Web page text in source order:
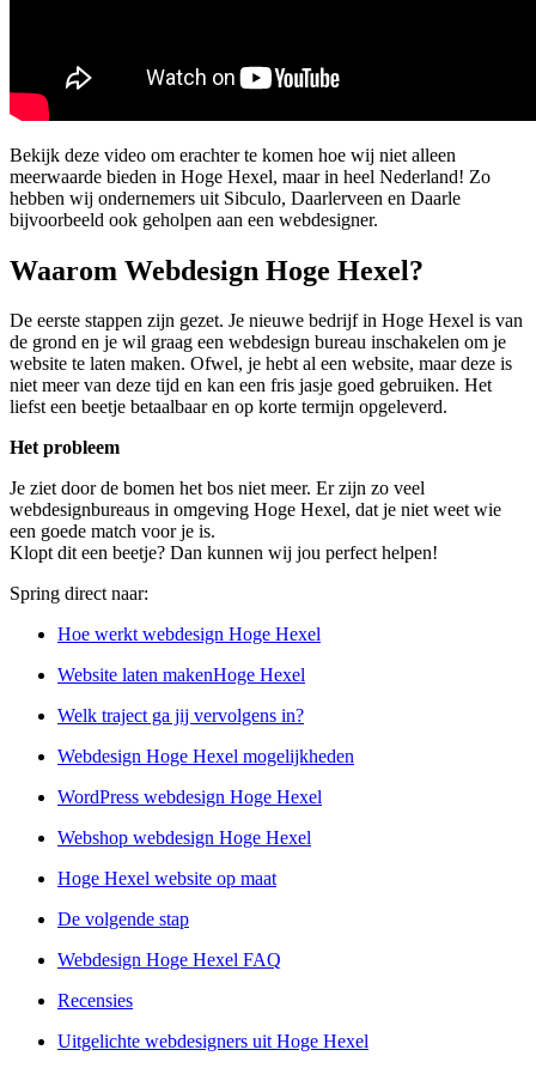
Bekijk deze video om erachter te komen hoe wij niet alleen
meerwaarde bieden in Hoge Hexel, maar in heel Nederland! Zo
hebben wij ondernemers uit Sibculo, Daarlerveen en Daarle
bijvoorbeeld ook geholpen aan een webdesigner.
Waarom Webdesign Hoge Hexel?
De eerste stappen zijn gezet. Je nieuwe bedrijf in Hoge Hexel is van
de grond en je wil graag een webdesign bureau inschakelen om je
website te laten maken. Ofwel, je hebt al een website, maar deze is
niet meer van deze tijd en kan een fris jasje goed gebruiken. Het
liefst een beetje betaalbaar en op korte termijn opgeleverd.
Het probleem
Je ziet door de bomen het bos niet meer. Er zijn zo veel
webdesignbureaus in omgeving Hoge Hexel, dat je niet weet wie
een goede match voor je is.
Klopt dit een beetje? Dan kunnen wij jou perfect helpen!
Spring direct naar:
Hoe werkt webdesign Hoge Hexel
Website laten makenHoge Hexel
Welk traject ga jij vervolgens in?
Webdesign Hoge Hexel mogelijkheden
WordPress webdesign Hoge Hexel
Webshop webdesign Hoge Hexel
Hoge Hexel website op maat
De volgende stap
Webdesign Hoge Hexel FAQ
Recensies
Uitgelichte webdesigners uit Hoge Hexel